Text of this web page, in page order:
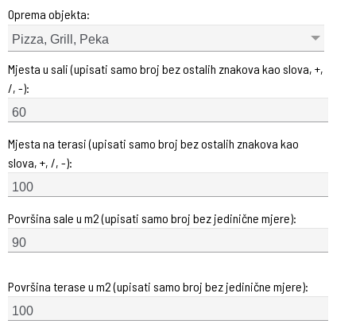
Oprema objekta:
Pizza, Grill, Peka
Mjesta u sali (upisati samo broj bez ostalih znakova kao slova, +,
/, -):
Mjesta na terasi (upisati samo broj bez ostalih znakova kao
slova, +, /, -):
Površina sale u m2 (upisati samo broj bez jedinične mjere):
Površina terase u m2 (upisati samo broj bez jedinične mjere):